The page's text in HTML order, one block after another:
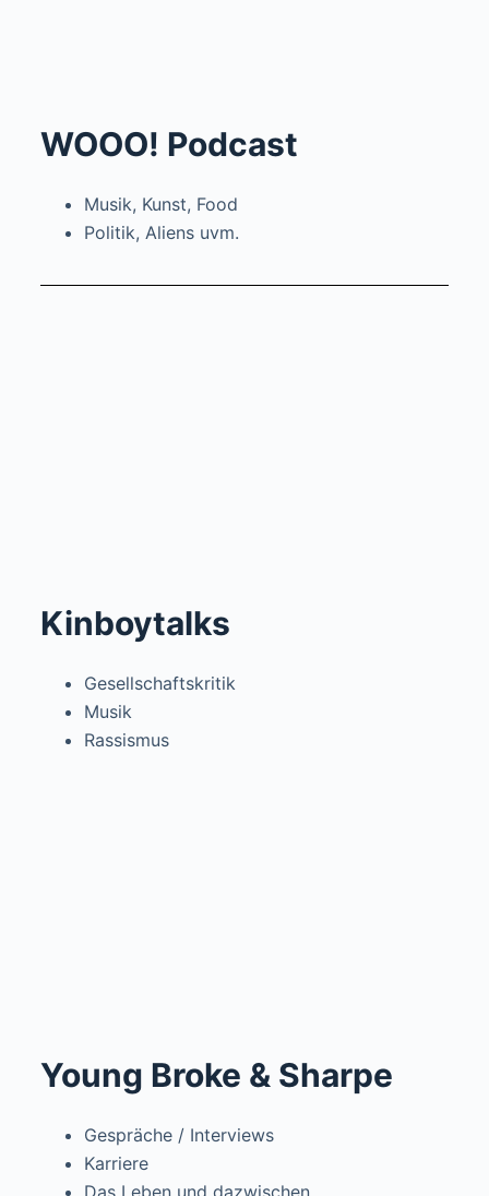
WOOO! Podcast
Musik, Kunst, Food
Politik, Aliens uvm.
Kinboytalks
Gesellschaftskritik
Musik
Rassismus
Young Broke & Sharpe
Gespräche / Interviews
Karriere